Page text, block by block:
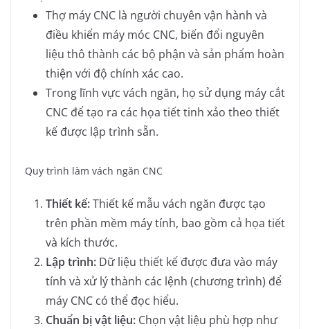
Thợ máy CNC là người chuyên vận hành và
điều khiển máy móc CNC, biến đổi nguyên
liệu thô thành các bộ phận và sản phẩm hoàn
thiện với độ chính xác cao.
Trong lĩnh vực vách ngăn, họ sử dụng máy cắt
CNC để tạo ra các họa tiết tinh xảo theo thiết
kế được lập trình sẵn.
Quy trình làm vách ngăn CNC
Thiết kế:Thiết kế mẫu vách ngăn được tạo
trên phần mềm máy tính, bao gồm cả họa tiết
và kích thước.
Lập trình: Dữ liệu thiết kế được đưa vào máy
tính và xử lý thành các lệnh (chương trình) để
máy CNC có thể đọc hiểu.
Chuẩn bị vật liệu: Chọn vật liệu phù hợp như